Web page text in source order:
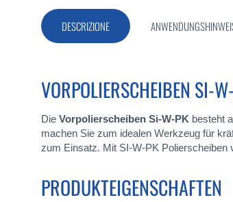
immagini
DESCRIZIONE
VORPOLIERSCHEIBEN SI-
Die Vorpolierscheiben Si-W-PK besteht
machen Sie zum idealen Werkzeug für
zum Einsatz. Mit SI-W-PK Polierscheiben
PRODUKTEIGENSCHAFTEN